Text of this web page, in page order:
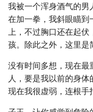
我被一个浑身酒气的男
在加一拳，我斜眼瞄到
上，不过胸口还在起伏
孩。除此之外，这里是
没有时间多想，现在最
人，要是我以前的身
现在我很虚弱，连根手